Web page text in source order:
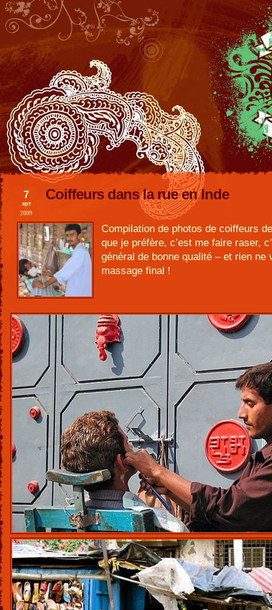
Coiffeurs dans la rue en Inde
7
apr
2009
Compilation de photos de coiffeurs
que je préfère, c’est me faire raser,
général de bonne qualité – et rien ne
massage final !